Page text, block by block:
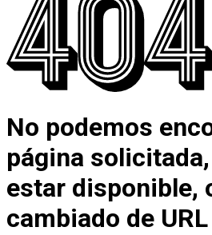
No podemos
página
estar disponible,
cambiado de URL